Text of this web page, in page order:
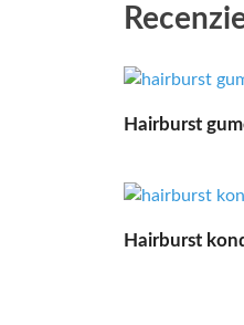
Hairburst
Hairburst